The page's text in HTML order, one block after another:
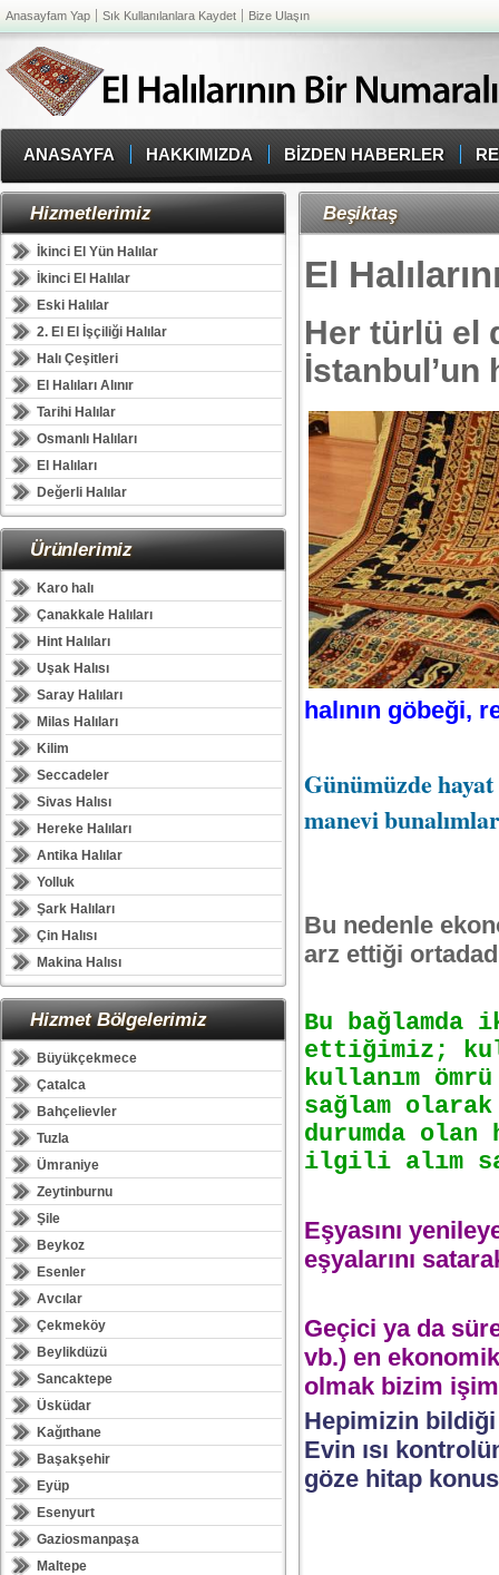
Anasayfam Yap Sık Kullanılanlara Kaydet Bize Ulaşın
ANASAYFA HAKKIMIZDA BİZDEN HABERLER
Hizmetlerimiz
İkinci El Yün Halılar
İkinci El Halılar
Eski Halılar
2. El El İşçiliği Halılar
Halı Çeşitleri
El Halıları Alınır
Tarihi Halılar
Osmanlı Halıları
El Halıları
Değerli Halılar
Ürünlerimiz
Karo halı
Çanakkale Halıları
Hint Halıları
Uşak Halısı
Saray Halıları
Milas Halıları
Kilim
Seccadeler
Sivas Halısı
Hereke Halıları
Antika Halılar
Yolluk
Şark Halıları
Çin Halısı
Makina Halısı
Hizmet Bölgelerimiz
Büyükçekmece
Çatalca
Bahçelievler
Tuzla
Ümraniye
Zeytinburnu
Şile
Beykoz
Esenler
Avcılar
Çekmeköy
Beylikdüzü
Sancaktepe
Üsküdar
Kağıthane
Başakşehir
Eyüp
Esenyurt
Gaziosmanpaşa
Maltepe
Beşiktaş
El
Her türlü el
İstanbul’un
halının göbeği,
Günümüzde hayat
manevi
Bu nedenle
arz ettiği
Bu
ettiğimiz;
kullanım
sağlam
durumda
ilgili alım
Eşyasını
eşyalarını
Geçici ya da
vb.) en
olmak bizim
Hepimizin
Evin ısı
göze hitap